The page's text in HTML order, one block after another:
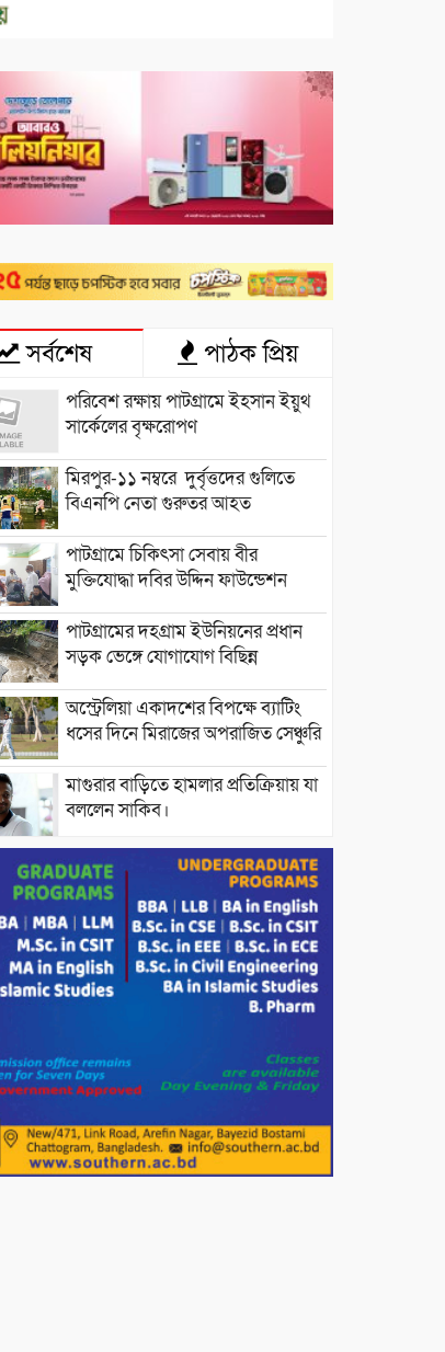
সর্বশেষ পাঠক প্রিয়
পরিবেশ রক্ষায় পাটগ্রামে ইহসান ইয়ুথ
সার্কেলের বৃক্ষরোপণ
মিরপুর-১১ নম্বরে দুর্বৃত্তদের গুলিতে
বিএনপি নেতা গুরুতর আহত
পাটগ্রামে চিকিৎসা সেবায় বীর
মুক্তিযোদ্ধা দবির উদ্দিন ফাউন্ডেশন
পাটগ্রামের দহগ্রাম ইউনিয়নের প্রধান
সড়ক ভেঙ্গে যোগাযোগ বিছিন্ন
অস্ট্রেলিয়া একাদশের বিপক্ষে ব্যাটিং
ধসের দিনে মিরাজের অপরাজিত সেঞ্চুরি
মাগুরার বাড়িতে হামলার প্রতিক্রিয়ায় যা
বললেন সাকিব।
দেশীয় পাঁচ প্রজাতির ছোট মাছে
উদ্বেগজনক মাত্রায় মাইক্রোপ্লাস্টিকের
উপস্থিতি শনাক্ত ।
সরকারকে ব্যর্থ করতে দেশের বিরুদ্ধে
একটি দল চক্রান্ত চালিয়ে যাচ্ছে : রিজভী
সোনার দাম বাড়ানোর ঘোষণা।
ভারপ্রাপ্ত রাষ্ট্রপতি হাফিজ উদ্দিন
আহমদের সাথে এইচটি বাংলা অনলাইন
পোর্টাল ও আইপি টিভির সম্পাদক মোঃ
হোসেনের সৌজন্য সাক্ষাৎ।